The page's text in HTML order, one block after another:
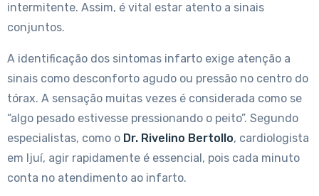
intermitente. Assim, é vital estar atento a sinais
conjuntos.
A identificação dos sintomas infarto exige atenção a
sinais como desconforto agudo ou pressão no centro do
tórax. A sensação muitas vezes é considerada como se
“algo pesado estivesse pressionando o peito”. Segundo
especialistas, como o Dr. Rivelino Bertollo, cardiologista
em Ijuí, agir rapidamente é essencial, pois cada minuto
conta no atendimento ao infarto.